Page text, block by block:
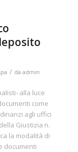
/ da admin
alla luce
come
agli uffici
Giustizia n.
la modalità di
documenti